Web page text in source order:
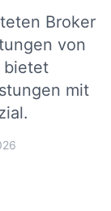
Broker
von
bietet
mit